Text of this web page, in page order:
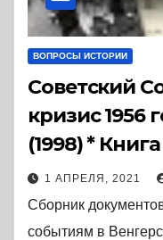
ВОПРОСЫ ИСТОРИИ
Советский
кризис 1956
(1998) * Книга
1 АПРЕЛЯ, 2021
Сборник
событиям в